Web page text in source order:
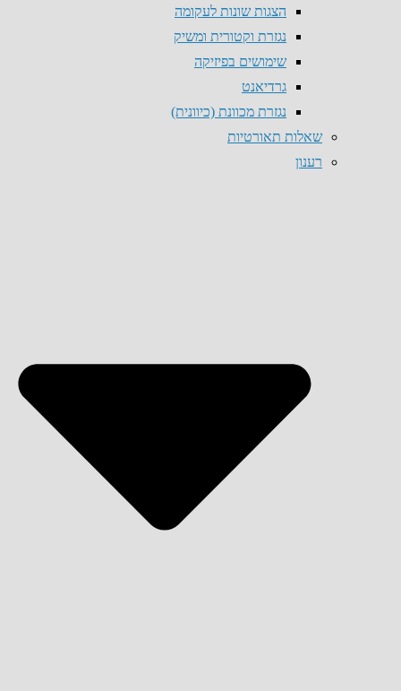
הצגות שונות לעקומה
נגזרת וקטורית ומשיק
שימושים בפיזיקה
גרדיאנט
נגזרת מכוונת (כיוונית)
שאלות תאורטיות
רענון